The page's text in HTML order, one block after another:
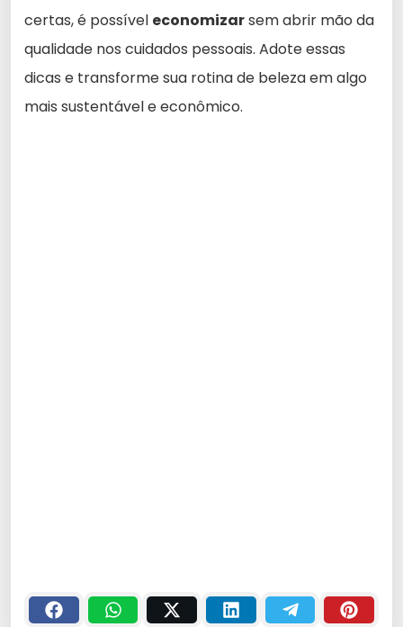
certas, é possível economizarsem abrir mão da
qualidade nos cuidados pessoais. Adote essas
dicas e transforme sua rotina de beleza em algo
mais sustentável e econômico.